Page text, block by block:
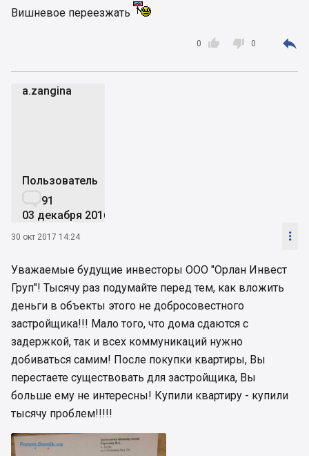
Вишневое переезжать

0  0 
a.zangina
Пользователь
91
03 декабря 2016
30 окт 2017 14:24 
Уважаемые будущие инвесторы ООО "Орлан Инвест
Груп"! Тысячу раз подумайте перед тем, как вложить
деньги в объекты этого не добросовестного
застройщика!!! Мало того, что дома сдаются с
задержкой, так и всех коммуникаций нужно
добиваться самим! После покупки квартиры, Вы
перестаете существовать для застройщика, Вы
больше ему не интересны! Купили квартиру - купили
тысячу проблем!!!!!